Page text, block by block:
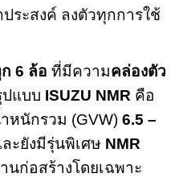
ระสงค์ ลงตัวทุกการใช้
6 ล้อ ที่มีความคล่องตัว
แบบ ISUZU NMR คือ
หนักรวม (GVW) 6.5 –
ะยังมีรุ่นพิเศษ NMR
ก่อสร้างโดยเฉพาะ